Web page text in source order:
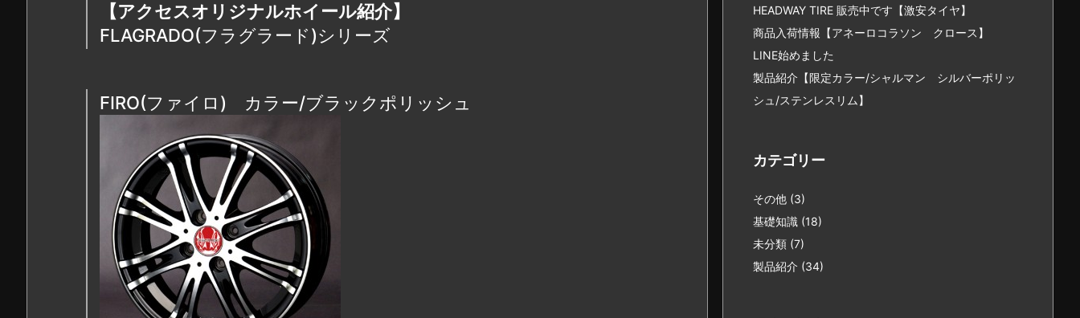
【アクセスオリジナルホイール紹介】
FLAGRADO(フラグラード)シリーズ
FIRO(ファイロ) カラー/ブラックポリッシュ
HEADWAY TIRE 販売中です【激安タイヤ】
商品入荷情報【アネーロコラソン クロース】
LINE始めました
製品紹介【限定カラー/シャルマン シルバーポリッ
シュ/ステンレスリム】
カテゴリー
その他 (3)
基礎知識 (18)
未分類 (7)
製品紹介 (34)